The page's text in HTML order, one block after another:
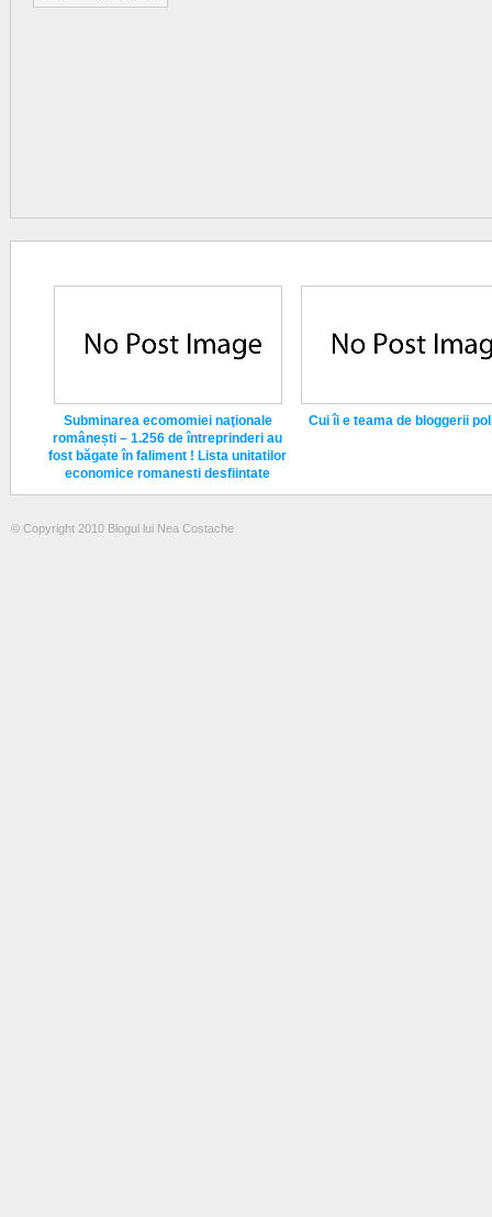
Subminarea ecomomiei naţionale
românești – 1.256 de întreprinderi au
fost băgate în faliment ! Lista unitatilor
economice romanesti desfiintate
Cui îi e teama de bloggerii
© Copyright 2010 Blogul lui Nea Costache